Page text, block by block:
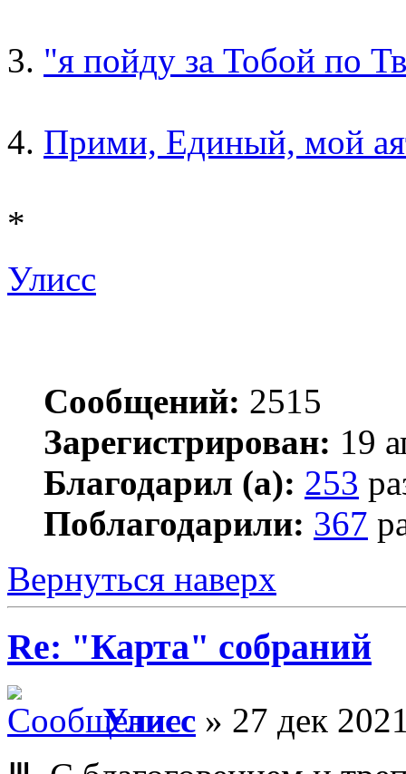
3. "я пойду за Тобой по
4. Прими, Единый, мой
*
Улисс
Сообщений: 2515
Зарегистрирован: 19
Благодарил (а): 253
Поблагодарили: 367
Вернуться наверх
Re: "Карта" собраний
Улисс » 27 дек